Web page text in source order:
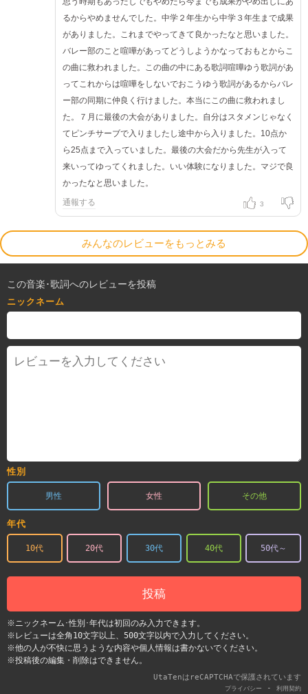
るからやめませんでした。中学２年生から中学３年生まで成果
がありました。これまでやってきて良かったなと思いました。
バレー部のこと喧嘩があってどうしようかなっておもとからこ
の曲に救われました。この曲の中にある歌詞喧嘩ゆう歌詞があ
ってこれからは喧嘩をしないでおこうゆう歌詞があるからバレ
ー部の同期に仲良く行けました。本当にこの曲に救われまし
た。７月に最後の大会がありました。自分はスタメンじゃなく
てピンチサーブで入りましたし途中から入りました。10点か
ら25点まで入っていました。最後の大会だから先生が入って
来いってゆってくれました。いい体験になりました。マジで良
かったなと思いました。
通報する 3
みんなのレビューをもっとみる
この音楽･歌詞へのレビューを投稿
ニックネーム
性別
男性 女性 その他
年代
10代 20代 30代 40代 50代～
投稿
※ニックネーム･性別･年代は初回のみ入力できます。
※レビューは全角10文字以上、500文字以内で入力してください。
※他の人が不快に思うような内容や個人情報は書かないでください。
※投稿後の編集・削除はできません。
UtaTenはreCAPTCHAで保護されています
プライバシー - 利用契約